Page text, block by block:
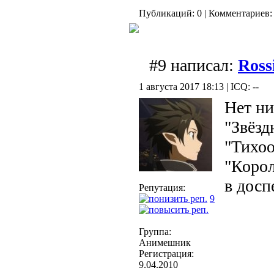
Публикаций: 0 | Комментариев:
#9 написал:
1 августа 2017 18:13 | ICQ: --
Репутация:
9
Группа:
Анимешник
Регистрация:
9.04.2010
Нет
в